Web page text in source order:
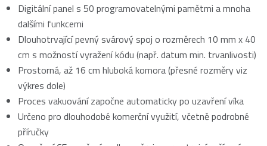
Digitální panel s 50 programovatelnými pamětmi a mnoha
dalšími funkcemi
Dlouhotrvající pevný svárový spoj o rozměrech 10 mm x 40
cm s možností vyražení kódu (např. datum min. trvanlivosti)
Prostorná, až 16 cm hluboká komora (přesné rozměry viz
výkres dole)
Proces vakuování započne automaticky po uzavření víka
Určeno pro dlouhodobé komerční využití, včetně podrobné
příručky